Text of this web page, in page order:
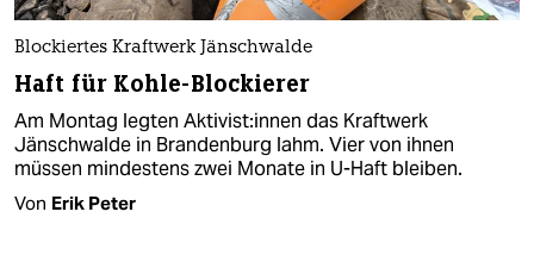
Blockiertes Kraftwerk Jänschwalde
Haft für Kohle-Blockierer
Am Montag legten Ak­tivis­t:in­nen das Kraftwerk
Jänschwalde in Brandenburg lahm. Vier von ihnen
müssen mindestens zwei Monate in U-Haft bleiben.
Von Erik Peter